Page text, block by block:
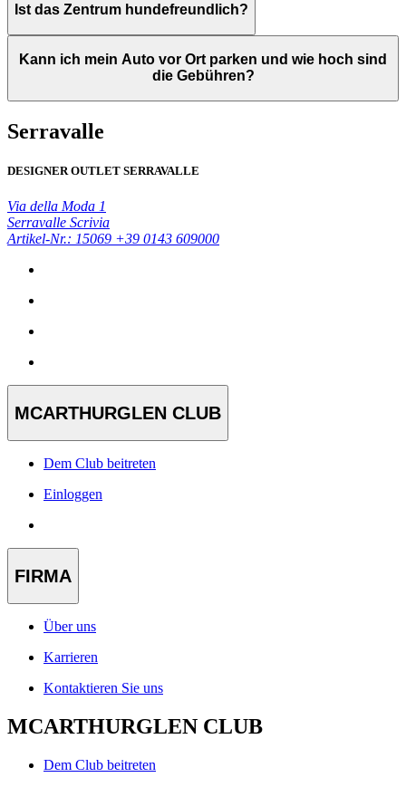
Ist das Zentrum hundefreundlich?
Kann ich mein Auto vor Ort parken und wie hoch sind
die Gebühren?
Serravalle
DESIGNER OUTLET SERRAVALLE
Via della Moda 1
Serravalle Scrivia
Artikel-Nr.: 15069 +39 0143 609000
MCARTHURGLEN CLUB
Dem Club beitreten
Einloggen
FIRMA
Über uns
Karrieren
Kontaktieren Sie uns
MCARTHURGLEN CLUB
Dem Club beitreten